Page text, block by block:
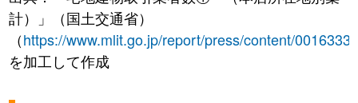
計）」（国土交通省）
（https://www.mlit.go.jp/report/press/content/
を加工して作成